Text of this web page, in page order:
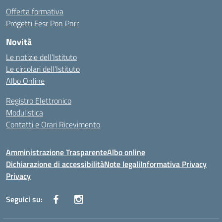
Offerta formativa
Progetti Fesr Pon Pnrr
Novità
Le notizie dell’Istituto
Le circolari dell’Istituto
Albo Online
Registro Elettronico
Modulistica
Contatti e Orari Ricevimento
Amministrazione TrasparenteAlbo online
Dichiarazione di accessibilitàNote legaliInformativa Privacy
Privacy
Seguici su: